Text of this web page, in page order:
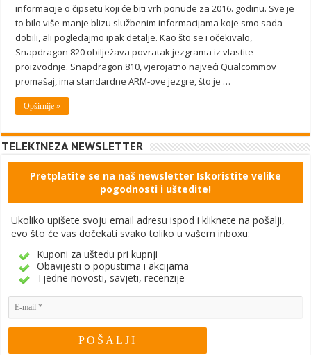
informacije o čipsetu koji će biti vrh ponude za 2016. godinu. Sve je
to bilo više-manje blizu službenim informacijama koje smo sada
dobili, ali pogledajmo ipak detalje. Kao što se i očekivalo,
Snapdragon 820 obilježava povratak jezgrama iz vlastite
proizvodnje. Snapdragon 810, vjerojatno najveći Qualcommov
promašaj, ima standardne ARM-ove jezgre, što je …
Opširnije »
TELEKINEZA NEWSLETTER
Pretplatite se na naš newsletter Iskoristite velike
pogodnosti i uštedite!
Ukoliko upišete svoju email adresu ispod i kliknete na pošalji,
evo što će vas dočekati svako toliko u vašem inboxu:
Kuponi za uštedu pri kupnji
Obavijesti o popustima i akcijama
Tjedne novosti, savjeti, recenzije